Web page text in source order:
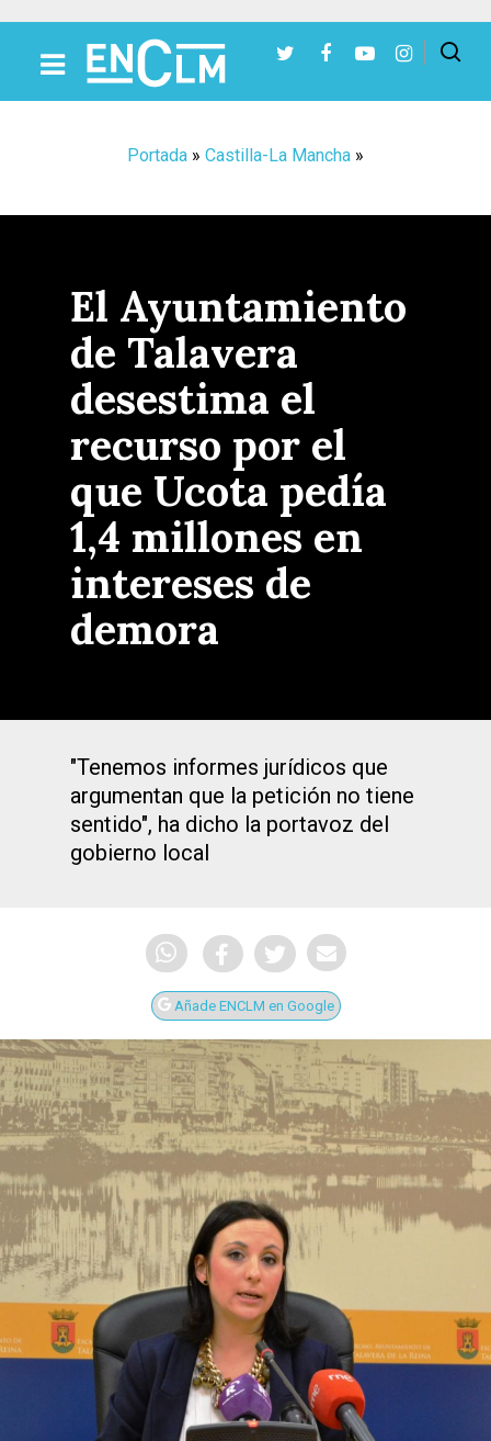
Portada » Castilla-La Mancha »
El Ayuntamiento
de Talavera
desestima el
recurso por el
que Ucota pedía
1,4 millones en
intereses de
demora
"Tenemos informes jurídicos que
argumentan que la petición no tiene
sentido", ha dicho la portavoz del
gobierno local
Añade ENCLM en Google